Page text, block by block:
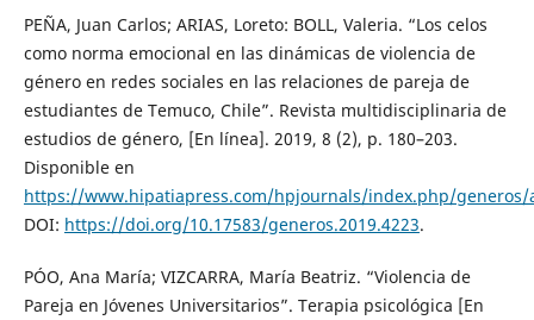
PEÑA, Juan Carlos; ARIAS, Loreto: BOLL, Valeria. “Los celos
como norma emocional en las dinámicas de violencia de
género en redes sociales en las relaciones de pareja de
estudiantes de Temuco, Chile”. Revista multidisciplinaria de
estudios de género, [En línea]. 2019, 8 (2), p. 180–203.
Disponible en
https://www.hipatiapress.com/hpjournals/index.php/
DOI: https://doi.org/10.17583/generos.2019.4223.
PÓO, Ana María; VIZCARRA, María Beatriz. “Violencia de
Pareja en Jóvenes Universitarios”. Terapia psicológica [En